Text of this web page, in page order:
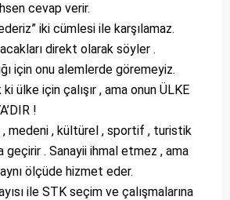
cevap verir.
iki cümlesi ile karşılamaz.
direkt olarak söyler .
için onu alemlerde göremeyiz.
ülke için çalışır , ama onun ÜLKE
!
, medeni , kültürel , sportif , turistik
. Sanayii ihmal etmez , ama
ölçüde hizmet eder.
ile STK seçim ve çalışmalarına